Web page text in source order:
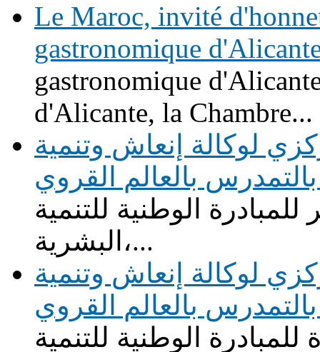
Le Maroc, invité
gastronomique
gastronomique
d'Alicante, la Chambre...
لوكالة إنعاش وتنمية
بالعالم القروي
الوطنية للتنمية
البشرية،...
لوكالة إنعاش وتنمية
بالعالم القروي